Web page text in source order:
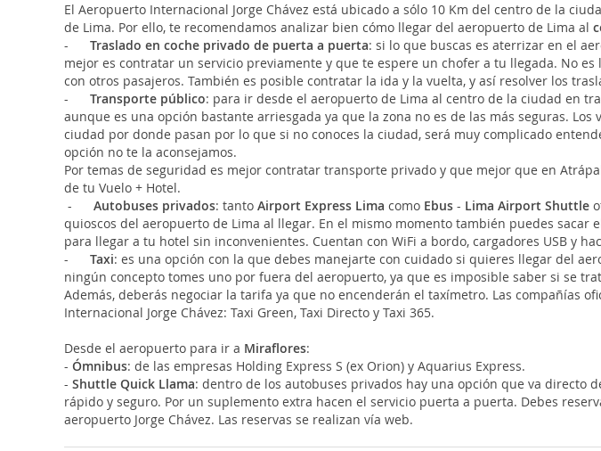
El Aeropuerto Internacional Jorge Chávez está ubicado a sólo 10 Km del centro de la
de Lima. Por ello, te recomendamos analizar bien cómo llegar del aeropuerto de Lima al
- Traslado en coche privado de puerta a puerta: si lo que buscas es aterrizar en el
mejor es contratar un servicio previamente y que te espere un chofer a tu llegada. No
con otros pasajeros. También es posible contratar la ida y la vuelta, y así resolver los
- Transporte público: para ir desde el aeropuerto de Lima al centro de la ciudad en
aunque es una opción bastante arriesgada ya que la zona no es de las más seguras.
ciudad por donde pasan por lo que si no conoces la ciudad, será muy complicado
opción no te la aconsejamos.
Por temas de seguridad es mejor contratar transporte privado y que mejor que en
de tu Vuelo + Hotel.
- Autobuses privados: tanto Airport Express Lima como Ebus - Lima Airport Shuttle
quioscos del aeropuerto de Lima al llegar. En el mismo momento también puedes
para llegar a tu hotel sin inconvenientes. Cuentan con WiFi a bordo, cargadores USB y
- Taxi: es una opción con la que debes manejarte con cuidado si quieres llegar del
ningún concepto tomes uno por fuera del aeropuerto, ya que es imposible saber si se
Además, deberás negociar la tarifa ya que no encenderán el taxímetro. Las compañías
Internacional Jorge Chávez: Taxi Green, Taxi Directo y Taxi 365.
Desde el aeropuerto para ir a Miraflores:
- Ómnibus: de las empresas Holding Express S (ex Orion) y Aquarius Express.
- Shuttle Quick Llama: dentro de los autobuses privados hay una opción que va directo
rápido y seguro. Por un suplemento extra hacen el servicio puerta a puerta. Debes
aeropuerto Jorge Chávez. Las reservas se realizan vía web.